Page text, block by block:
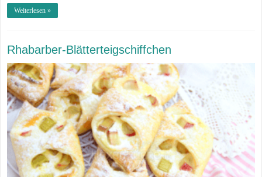
Weiterlesen »
Rhabarber-Blätterteigschiffchen